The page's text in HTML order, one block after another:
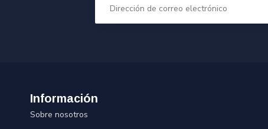
Información
Sobre nosotros